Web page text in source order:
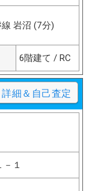
岩沼 (7分)
6階建て / RC
詳細＆自己査定
１